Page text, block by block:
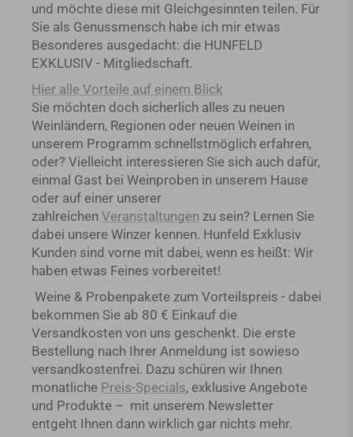
und möchte diese mit Gleichgesinnten teilen. Für
Sie als Genussmensch habe ich mir etwas
Besonderes ausgedacht: die HUNFELD
EXKLUSIV - Mitgliedschaft.
Hier alle Vorteile auf einem Blick
Sie möchten doch sicherlich alles zu neuen
Weinländern, Regionen oder neuen Weinen in
unserem Programm schnellstmöglich erfahren,
oder? Vielleicht interessieren Sie sich auch dafür,
einmal Gast bei Weinproben in unserem Hause
oder auf einer unserer
zahlreichen Veranstaltungen zu sein? Lernen Sie
dabei unsere Winzer kennen. Hunfeld Exklusiv
Kunden sind vorne mit dabei, wenn es heißt: Wir
haben etwas Feines vorbereitet!
Weine & Probenpakete zum Vorteilspreis - dabei
bekommen Sie ab 80 € Einkauf die
Versandkosten von uns geschenkt. Die erste
Bestellung nach Ihrer Anmeldung ist sowieso
versandkostenfrei. Dazu schüren wir Ihnen
monatliche Preis-Specials, exklusive Angebote
und Produkte – mit unserem Newsletter
entgeht Ihnen dann wirklich gar nichts mehr.